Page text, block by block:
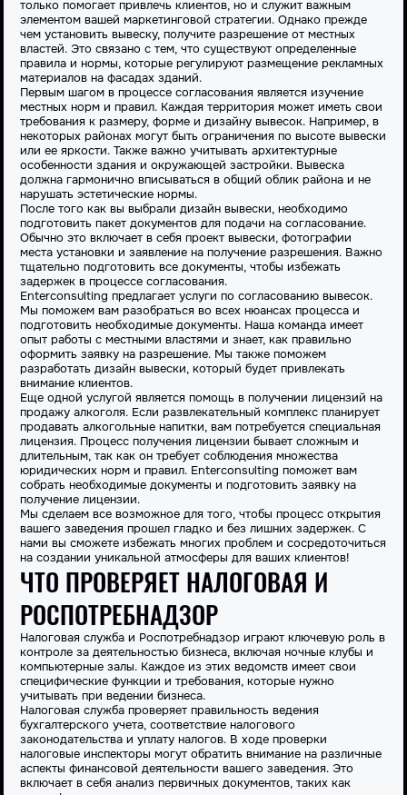
только помогает привлечь клиентов, но и служит важным
элементом вашей маркетинговой стратегии. Однако прежде
чем установить вывеску, получите разрешение от местных
властей. Это связано с тем, что существуют определенные
правила и нормы, которые регулируют размещение рекламных
материалов на фасадах зданий.
Первым шагом в процессе согласования является изучение
местных норм и правил. Каждая территория может иметь свои
требования к размеру, форме и дизайну вывесок. Например, в
некоторых районах могут быть ограничения по высоте вывески
или ее яркости. Также важно учитывать архитектурные
особенности здания и окружающей застройки. Вывеска
должна гармонично вписываться в общий облик района и не
нарушать эстетические нормы.
После того как вы выбрали дизайн вывески, необходимо
подготовить пакет документов для подачи на согласование.
Обычно это включает в себя проект вывески, фотографии
места установки и заявление на получение разрешения. Важно
тщательно подготовить все документы, чтобы избежать
задержек в процессе согласования.
Enterconsulting предлагает услуги по согласованию вывесок.
Мы поможем вам разобраться во всех нюансах процесса и
подготовить необходимые документы. Наша команда имеет
опыт работы с местными властями и знает, как правильно
оформить заявку на разрешение. Мы также поможем
разработать дизайн вывески, который будет привлекать
внимание клиентов.
Еще одной услугой является помощь в получении лицензий на
продажу алкоголя. Если развлекательный комплекс планирует
продавать алкогольные напитки, вам потребуется специальная
лицензия. Процесс получения лицензии бывает сложным и
длительным, так как он требует соблюдения множества
юридических норм и правил. Enterconsulting поможет вам
собрать необходимые документы и подготовить заявку на
получение лицензии.
Мы сделаем все возможное для того, чтобы процесс открытия
вашего заведения прошел гладко и без лишних задержек. С
нами вы сможете избежать многих проблем и сосредоточиться
на создании уникальной атмосферы для ваших клиентов!
ЧТО ПРОВЕРЯЕТ НАЛОГОВАЯ И
РОСПОТРЕБНАДЗОР
Налоговая служба и Роспотребнадзор играют ключевую роль в
контроле за деятельностью бизнеса, включая ночные клубы и
компьютерные залы. Каждое из этих ведомств имеет свои
специфические функции и требования, которые нужно
учитывать при ведении бизнеса.
Налоговая служба проверяет правильность ведения
бухгалтерского учета, соответствие налогового
законодательства и уплату налогов. В ходе проверки
налоговые инспекторы могут обратить внимание на различные
аспекты финансовой деятельности вашего заведения. Это
включает в себя анализ первичных документов, таких как